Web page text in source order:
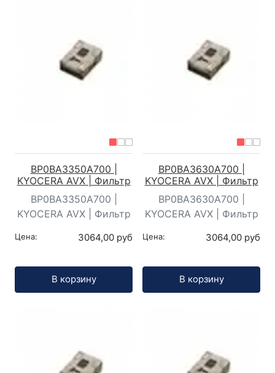
BP0BA3350A700 |
KYOCERA AVX | Фильтр
BP0BA3350A700 |
KYOCERA AVX | Фильтр
Цена: 3064,00 руб
В корзину
BP0BA3630A700 |
KYOCERA AVX | Фильтр
BP0BA3630A700 |
KYOCERA AVX | Фильтр
Цена: 3064,00 руб
В корзину